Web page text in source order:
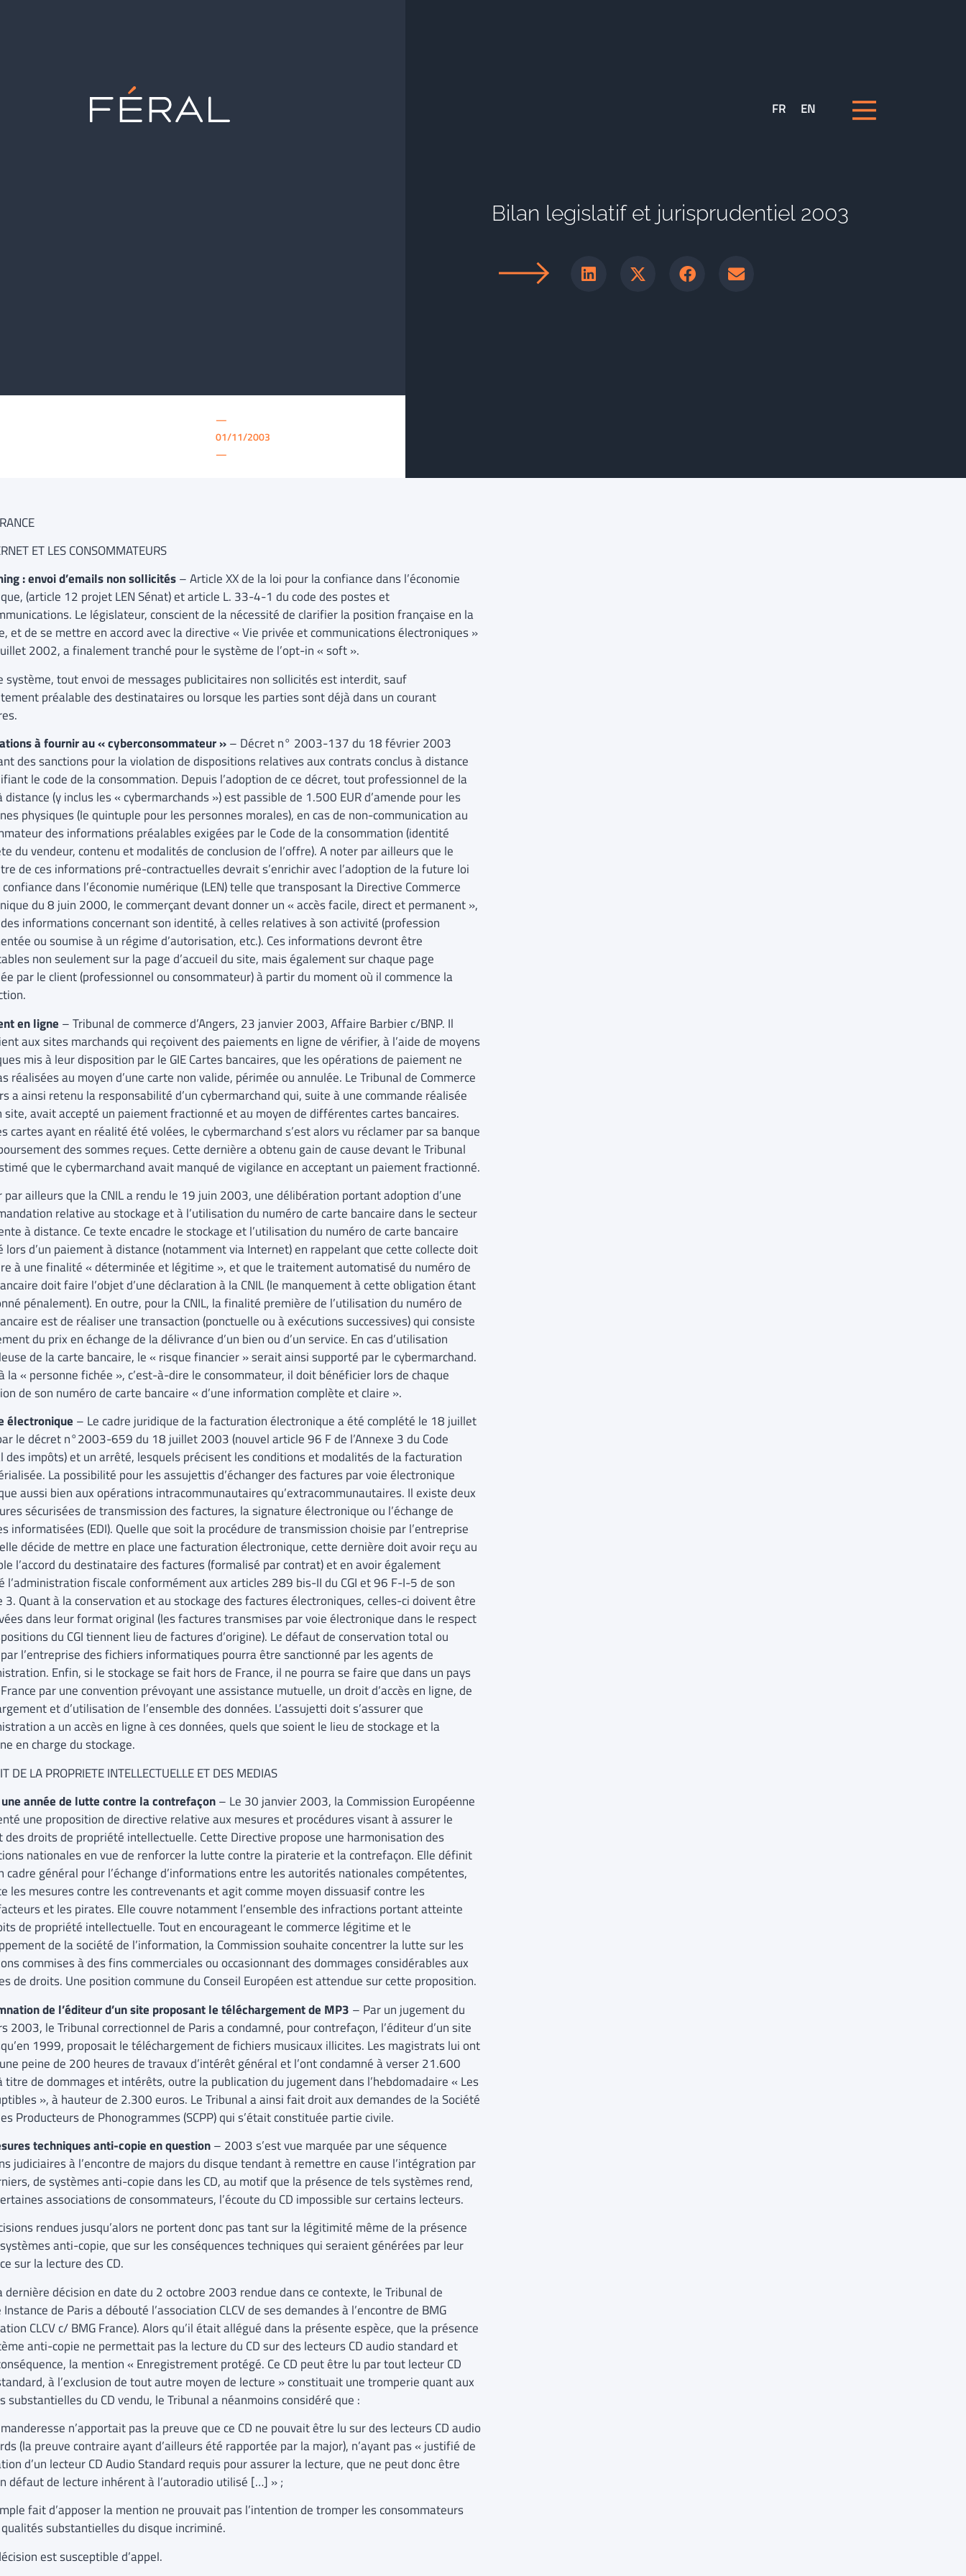
FR EN
—
01/11/2003
—
Bilan legislatif et jurisprudentiel 2003
ET LES CONSOMMATEURS
: envoi d’emails non sollicités– Article XX de la loi pour la confiance dans l’économie
(article 12 projet LEN Sénat) et article L. 33-4-1 du code des postes et
Le législateur, conscient de la nécessité de clarifier la position française en la
et de se mettre en accord avec la directive « Vie privée et communications électroniques »
2002, a finalement tranché pour le système de l’opt-in « soft ».
système, tout envoi de messages publicitaires non sollicités est interdit, sauf
préalable des destinataires ou lorsque les parties sont déjà dans un courant
à fournir au « cyberconsommateur »– Décret n° 2003-137 du 18 février 2003
des sanctions pour la violation de dispositions relatives aux contrats conclus à distance
le code de la consommation. Depuis l’adoption de ce décret, tout professionnel de la
distance (y inclus les « cybermarchands ») est passible de 1.500 EUR d’amende pour les
physiques (le quintuple pour les personnes morales), en cas de non-communication au
des informations préalables exigées par le Code de la consommation (identité
du vendeur, contenu et modalités de conclusion de l’offre). A noter par ailleurs que le
de ces informations pré-contractuelles devrait s’enrichir avec l’adoption de la future loi
dans l’économie numérique (LEN) telle que transposant la Directive Commerce
du 8 juin 2000, le commerçant devant donner un « accès facile, direct et permanent »,
informations concernant son identité, à celles relatives à son activité (profession
ou soumise à un régime d’autorisation, etc.). Ces informations devront être
non seulement sur la page d’accueil du site, mais également sur chaque page
par le client (professionnel ou consommateur) à partir du moment où il commence la
en ligne – Tribunal de commerce d’Angers, 23 janvier 2003, Affaire Barbier c/BNP. Il
aux sites marchands qui reçoivent des paiements en ligne de vérifier, à l’aide de moyens
mis à leur disposition par le GIE Cartes bancaires, que les opérations de paiement ne
réalisées au moyen d’une carte non valide, périmée ou annulée. Le Tribunal de Commerce
a ainsi retenu la responsabilité d’un cybermarchand qui, suite à une commande réalisée
site, avait accepté un paiement fractionné et au moyen de différentes cartes bancaires.
cartes ayant en réalité été volées, le cybermarchand s’est alors vu réclamer par sa banque
des sommes reçues. Cette dernière a obtenu gain de cause devant le Tribunal
que le cybermarchand avait manqué de vigilance en acceptant un paiement fractionné.
par ailleurs que la CNIL a rendu le 19 juin 2003, une délibération portant adoption d’une
relative au stockage et à l’utilisation du numéro de carte bancaire dans le secteur
à distance. Ce texte encadre le stockage et l’utilisation du numéro de carte bancaire
lors d’un paiement à distance (notamment via Internet) en rappelant que cette collecte doit
à une finalité « déterminée et légitime », et que le traitement automatisé du numéro de
doit faire l’objet d’une déclaration à la CNIL (le manquement à cette obligation étant
pénalement). En outre, pour la CNIL, la finalité première de l’utilisation du numéro de
est de réaliser une transaction (ponctuelle ou à exécutions successives) qui consiste
du prix en échange de la délivrance d’un bien ou d’un service. En cas d’utilisation
de la carte bancaire, le « risque financier » serait ainsi supporté par le cybermarchand.
la « personne fichée », c’est-à-dire le consommateur, il doit bénéficier lors de chaque
de son numéro de carte bancaire « d’une information complète et claire ».
électronique – Le cadre juridique de la facturation électronique a été complété le 18 juillet
le décret n°2003-659 du 18 juillet 2003 (nouvel article 96 F de l’Annexe 3 du Code
des impôts) et un arrêté, lesquels précisent les conditions et modalités de la facturation
La possibilité pour les assujettis d’échanger des factures par voie électronique
aussi bien aux opérations intracommunautaires qu’extracommunautaires. Il existe deux
sécurisées de transmission des factures, la signature électronique ou l’échange de
informatisées (EDI). Quelle que soit la procédure de transmission choisie par l’entreprise
décide de mettre en place une facturation électronique, cette dernière doit avoir reçu au
l’accord du destinataire des factures (formalisé par contrat) et en avoir également
l’administration fiscale conformément aux articles 289 bis-II du CGI et 96 F-I-5 de son
3. Quant à la conservation et au stockage des factures électroniques, celles-ci doivent être
dans leur format original (les factures transmises par voie électronique dans le respect
du CGI tiennent lieu de factures d’origine). Le défaut de conservation total ou
l’entreprise des fichiers informatiques pourra être sanctionné par les agents de
Enfin, si le stockage se fait hors de France, il ne pourra se faire que dans un pays
par une convention prévoyant une assistance mutuelle, un droit d’accès en ligne, de
et d’utilisation de l’ensemble des données. L’assujetti doit s’assurer que
a un accès en ligne à ces données, quels que soient le lieu de stockage et la
en charge du stockage.
DE LA PROPRIETE INTELLECTUELLE ET DES MEDIAS
année de lutte contre la contrefaçon– Le 30 janvier 2003, la Commission Européenne
une proposition de directive relative aux mesures et procédures visant à assurer le
des droits de propriété intellectuelle. Cette Directive propose une harmonisation des
nationales en vue de renforcer la lutte contre la piraterie et la contrefaçon. Elle définit
cadre général pour l’échange d’informations entre les autorités nationales compétentes,
les mesures contre les contrevenants et agit comme moyen dissuasif contre les
et les pirates. Elle couvre notamment l’ensemble des infractions portant atteinte
de propriété intellectuelle. Tout en encourageant le commerce légitime et le
de la société de l’information, la Commission souhaite concentrer la lutte sur les
commises à des fins commerciales ou occasionnant des dommages considérables aux
de droits. Une position commune du Conseil Européen est attendue sur cette proposition.
de l’éditeur d’un site proposant le téléchargement de MP3 – Par un jugement du
2003, le Tribunal correctionnel de Paris a condamné, pour contrefaçon, l’éditeur d’un site
1999, proposait le téléchargement de fichiers musicaux illicites. Les magistrats lui ont
peine de 200 heures de travaux d’intérêt général et l’ont condamné à verser 21.600
titre de dommages et intérêts, outre la publication du jugement dans l’hebdomadaire « Les
», à hauteur de 2.300 euros. Le Tribunal a ainsi fait droit aux demandes de la Société
Producteurs de Phonogrammes (SCPP) qui s’était constituée partie civile.
techniques anti-copie en question– 2003 s’est vue marquée par une séquence
judiciaires à l’encontre de majors du disque tendant à remettre en cause l’intégration par
de systèmes anti-copie dans les CD, au motif que la présence de tels systèmes rend,
associations de consommateurs, l’écoute du CD impossible sur certains lecteurs.
rendues jusqu’alors ne portent donc pas tant sur la légitimité même de la présence
anti-copie, que sur les conséquences techniques qui seraient générées par leur
sur la lecture des CD.
dernière décision en date du 2 octobre 2003 rendue dans ce contexte, le Tribunal de
Instance de Paris a débouté l’association CLCV de ses demandes à l’encontre de BMG
CLCV c/ BMG France). Alors qu’il était allégué dans la présente espèce, que la présence
anti-copie ne permettait pas la lecture du CD sur des lecteurs CD audio standard et
la mention « Enregistrement protégé. Ce CD peut être lu par tout lecteur CD
à l’exclusion de tout autre moyen de lecture » constituait une tromperie quant aux
substantielles du CD vendu, le Tribunal a néanmoins considéré que :
n’apportait pas la preuve que ce CD ne pouvait être lu sur des lecteurs CD audio
(la preuve contraire ayant d’ailleurs été rapportée par la major), n’ayant pas « justifié de
d’un lecteur CD Audio Standard requis pour assurer la lecture, que ne peut donc être
défaut de lecture inhérent à l’autoradio utilisé […] » ;
fait d’apposer la mention ne prouvait pas l’intention de tromper les consommateurs
substantielles du disque incriminé.
est susceptible d’appel.